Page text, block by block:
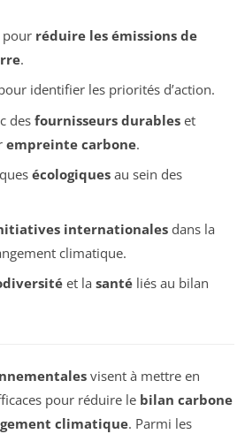
pour réduire les émissions de
.
identifier les priorités d’action.
des fournisseurs durableset
empreinte carbone.
écologiquesau sein des
internationalesdans la
climatique.
et la santéliés au bilan
visent à mettre en
pour réduire le bilan carbone
climatique. Parmi les